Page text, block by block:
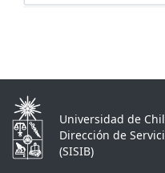
Universidad de
Dirección de
(SISIB)